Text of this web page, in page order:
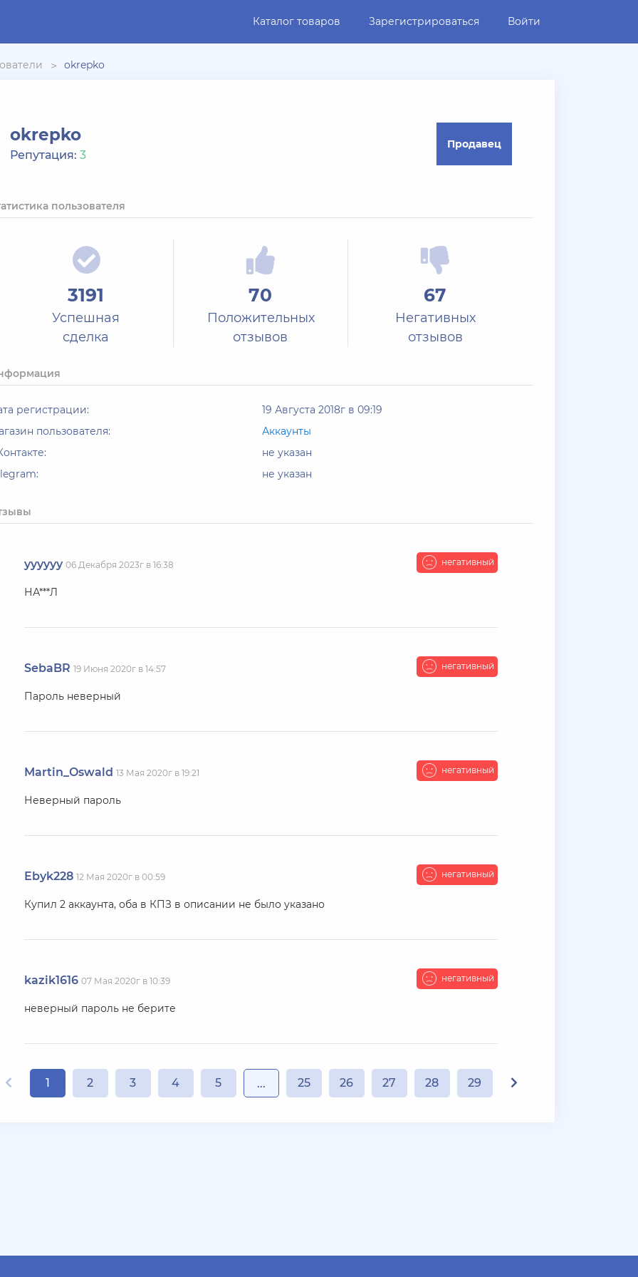
Каталог товаров Зарегистрироваться Войти
okrepko
okrepko
Репутация: 3
Продавец
пользователя
3191
Успешная
сделка
70
Положительных
отзывов
67
Негативных
отзывов
регистрации:
19 Августа 2018г в 09:19
пользователя:
Аккаунты
не указан
не указан
yyyyyy 06 Декабря 2023г в 16:38 негативный
НА***Л
SebaBR 19 Июня 2020г в 14:57 негативный
Пароль неверный
Martin_Oswald 13 Мая 2020г в 19:21 негативный
Неверный пароль
Ebyk228 12 Мая 2020г в 00:59 негативный
Купил 2 аккаунта, оба в КПЗ в описании не было указано
kazik1616 07 Мая 2020г в 10:39 негативный
неверный пароль не берите
1 2 3 4 5 ... 25 26 27 28 29